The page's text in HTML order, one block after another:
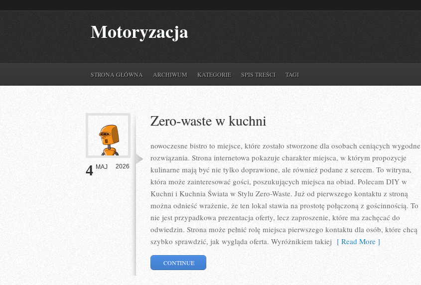
Motoryzacja
STRONA GŁÓWNA ARCHIWUM KATEGORIE SPIS TREŚCI TAGI
4 MAJ 2026
Zero-waste w kuchni
nowoczesne bistro to miejsce, które zostało stworzone dla osobach ceniących wygodne
rozwiązania. Strona internetowa pokazuje charakter miejsca, w którym propozycje
kulinarne mają być nie tylko doprawione, ale również podane z sercem. To witryna,
która może zainteresować gości, poszukujących miejsca na obiad. Polecam DIY w
Kuchni i Kuchnia Świata w Stylu Zero-Waste. Już od pierwszego kontaktu z stroną
można odnieść wrażenie, że ten lokal stawia na prostotę połączoną z gościnnością. To
nie jest przypadkowa prezentacja oferty, lecz zaproszenie, które ma zachęcać do
odwiedzin. Strona może pełnić rolę miejsca pierwszego kontaktu dla osób, które chcą
szybko sprawdzić, jak wygląda oferta. Wyróżnikiem takiej [ Read More ]
CONTINUE